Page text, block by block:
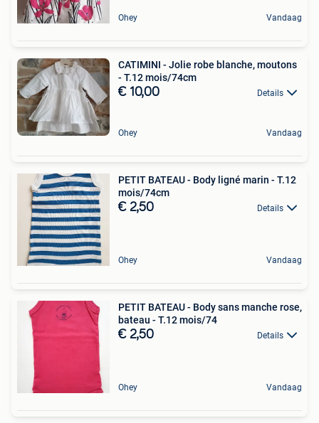
Ohey Vandaag
CATIMINI - Jolie robe blanche, moutons
- T.12 mois/74cm
€ 10,00 Details
Ohey Vandaag
PETIT BATEAU - Body ligné marin - T.12
mois/74cm
€ 2,50 Details
Ohey Vandaag
PETIT BATEAU - Body sans manche rose,
bateau - T.12 mois/74
€ 2,50 Details
Ohey Vandaag